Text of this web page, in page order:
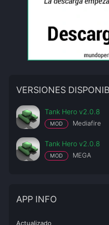
VERSIONES
Tank Hero v2.0.8
MOD Mediafire
Tank Hero v2.0.8
MOD MEGA
APP INFO
Actualizado